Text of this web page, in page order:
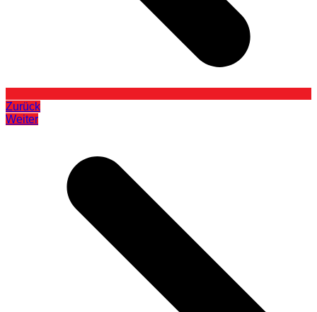
Zurück
Weiter